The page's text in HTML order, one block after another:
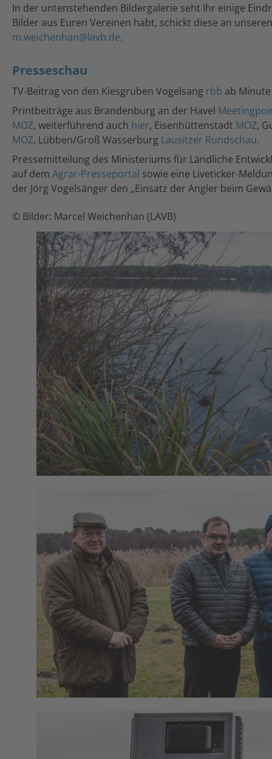
In der untenstehenden Bildergalerie seht Ihr einige
Bilder aus Euren Vereinen habt, schickt diese an
m.weichenhan@lavb.de.
Presseschau
TV-Beitrag von den Kiesgruben Vogelsang rbb ab
Printbeiträge aus Brandenburg an der Havel
MOZ, weiterführend auch hier, Eisenhüttenstadt MOZ,
MOZ, Lübben/Groß Wasserburg Lausitzer Rundschau.
Pressemitteilung des Ministeriums für Ländliche
auf dem Agrar-Presseportal sowie eine Liveticker-
der Jörg Vogelsänger den „Einsatz der Angler beim
© Bilder: Marcel Weichenhan (LAVB)